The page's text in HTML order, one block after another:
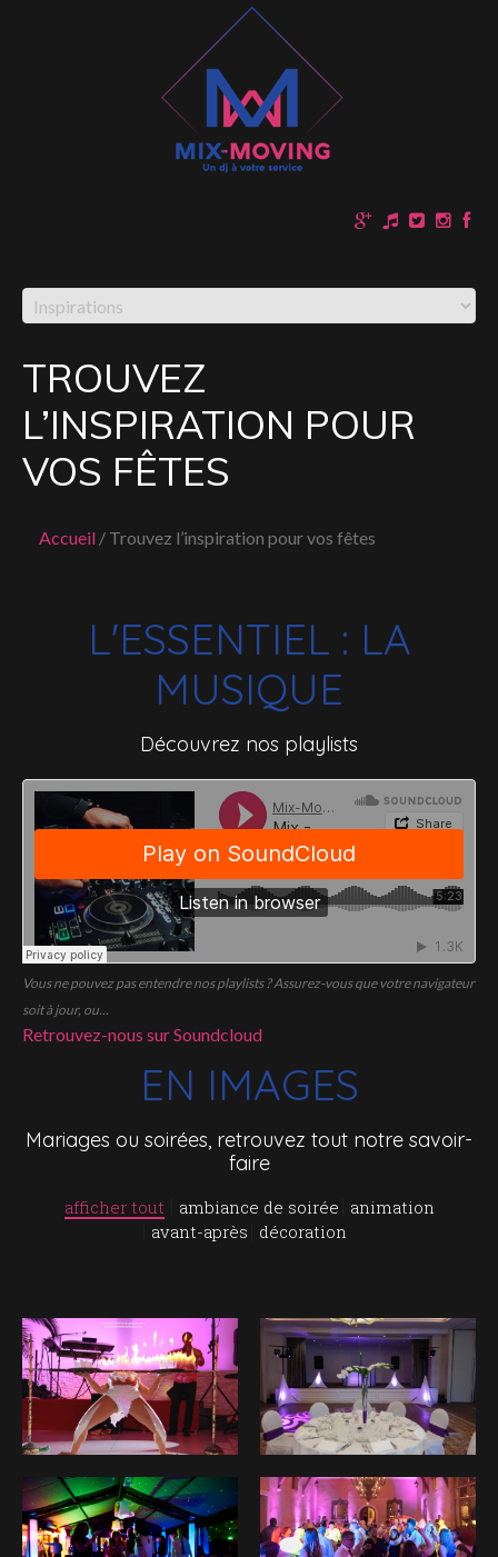
TROUVEZ
L’INSPIRATION POUR
VOS FÊTES
Accueil Trouvez l’inspiration pour vos fêtes
L'ESSENTIEL : LA
MUSIQUE
Découvrez nos playlists
Vous ne pouvez pas entendre nos playlists ? Assurez-vous que votre navigateur
soit à jour, ou...
Retrouvez-nous sur Soundcloud
EN IMAGES
Mariages ou soirées, retrouvez tout notre savoir-
faire
afficher tout ambiance de soirée animation
avant-après décoration